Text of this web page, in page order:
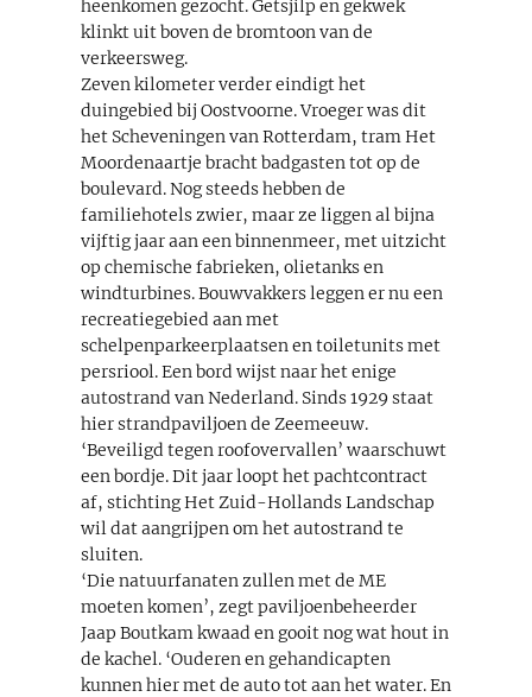
heenkomen gezocht. Getsjilp en gekwek
klinkt uit boven de bromtoon van de
verkeersweg.
Zeven kilometer verder eindigt het
duingebied bij Oostvoorne. Vroeger was dit
het Scheveningen van Rotterdam, tram Het
Moordenaartje bracht badgasten tot op de
boulevard. Nog steeds hebben de
familiehotels zwier, maar ze liggen al bijna
vijftig jaar aan een binnenmeer, met uitzicht
op chemische fabrieken, olietanks en
windturbines. Bouwvakkers leggen er nu een
recreatiegebied aan met
schelpenparkeerplaatsen en toiletunits met
persriool. Een bord wijst naar het enige
autostrand van Nederland. Sinds 1929 staat
hier strandpaviljoen de Zeemeeuw.
‘Beveiligd tegen roofovervallen’ waarschuwt
een bordje. Dit jaar loopt het pachtcontract
af, stichting Het Zuid-Hollands Landschap
wil dat aangrijpen om het autostrand te
sluiten.
‘Die natuurfanaten zullen met de ME
moeten komen’, zegt paviljoenbeheerder
Jaap Boutkam kwaad en gooit nog wat hout in
de kachel. ‘Ouderen en gehandicapten
kunnen hier met de auto tot aan het water. En